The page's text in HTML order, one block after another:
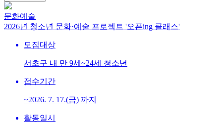
문화예술
2026년 청소년 문화·예술 프로젝트 '오픈ing 클래스'
모집대상
서초구 내 만 9세~24세 청소년
접수기간
~2026. 7. 17.(금) 까지
활동일시